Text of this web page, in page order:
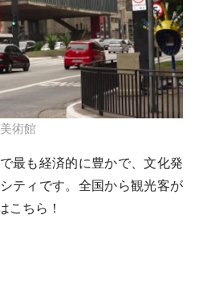
術館
最も経済的に豊かで、文化発
ティです。全国から観光客が
こちら！